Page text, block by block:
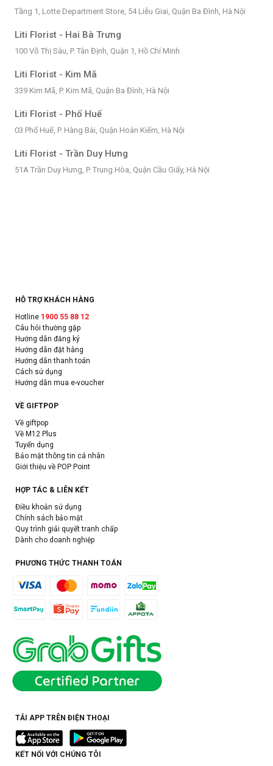
Tầng 1, Lotte Department Store, 54 Liễu Giai, Quận Ba Đình, Hà Nội
Liti Florist - Hai Bà Trưng
100 Võ Thị Sáu, P. Tân Định, Quận 1, Hồ Chí Minh
Liti Florist - Kim Mã
339 Kim Mã, P. Kim Mã, Quận Ba Đình, Hà Nội
Liti Florist - Phố Huế
03 Phố Huế, P. Hàng Bài, Quận Hoàn Kiếm, Hà Nội
Liti Florist - Trần Duy Hưng
51A Trần Duy Hưng, P. Trung Hòa, Quận Cầu Giấy, Hà Nội
HỖ TRỢ KHÁCH HÀNG
Hotline 1900 55 88 12
Câu hỏi thường gặp
Hướng dẫn đăng ký
Hướng dẫn đặt hàng
Hướng dẫn thanh toán
Cách sử dụng
Hướng dẫn mua e-voucher
VỀ GIFTPOP
Về giftpop
Về M12 Plus
Tuyển dụng
Bảo mật thông tin cá nhân
Giới thiệu về POP Point
HỢP TÁC & LIÊN KẾT
Điều khoản sử dụng
Chính sách bảo mật
Quy trình giải quyết tranh chấp
Dành cho doanh nghiệp
PHƯƠNG THỨC THANH TOÁN
TẢI APP TRÊN ĐIỆN THOẠI
KẾT NỐI VỚI CHÚNG TÔI